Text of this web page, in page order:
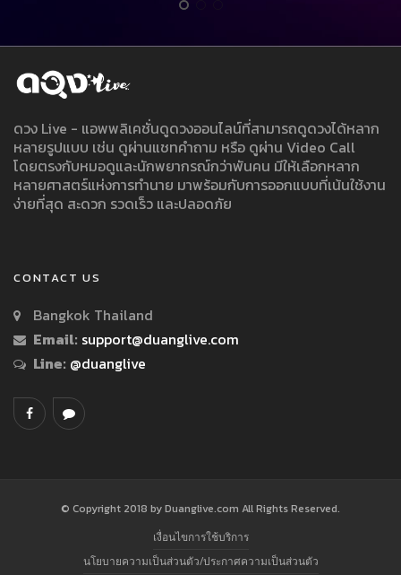
ดวง Live - แอพพลิเคชั่นดูดวงออนไลน์ที่สามารถดูดวงได้หลาก
หลายรูปแบบ เช่น ดูผ่านแชทคำถาม หรือ ดูผ่าน Video Call
โดยตรงกับหมอดูและนักพยากรณ์กว่าพันคน มีให้เลือกหลาก
หลายศาสตร์แห่งการทำนาย มาพร้อมกับการออกแบบที่เน้นใช้งาน
ง่ายที่สุด สะดวก รวดเร็ว และปลอดภัย
CONTACT US
Bangkok Thailand
Email: support@duanglive.com
Line: @duanglive
© Copyright 2018 by Duanglive.com All Rights Reserved.
เงื่อนไขการใช้บริการ
นโยบายความเป็นส่วนตัว/ประกาศความเป็นส่วนตัว